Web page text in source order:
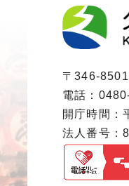
〒346-
電話：
開庁時間：
法人番号：